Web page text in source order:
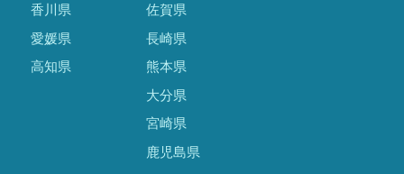
香川県
愛媛県
高知県
佐賀県
長崎県
熊本県
大分県
宮崎県
鹿児島県